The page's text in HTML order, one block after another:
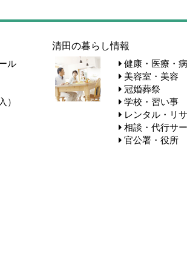
ル
清田の暮らし情報
健康・医療・
美容室・美容
冠婚葬祭
学校・習い事
レンタル・リ
相談・代行サ
官公署・役所